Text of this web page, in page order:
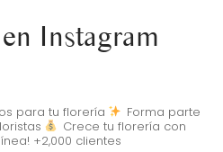
Instagram
para tu florería
Forma parte
Crece tu florería con
+2,000 clientes